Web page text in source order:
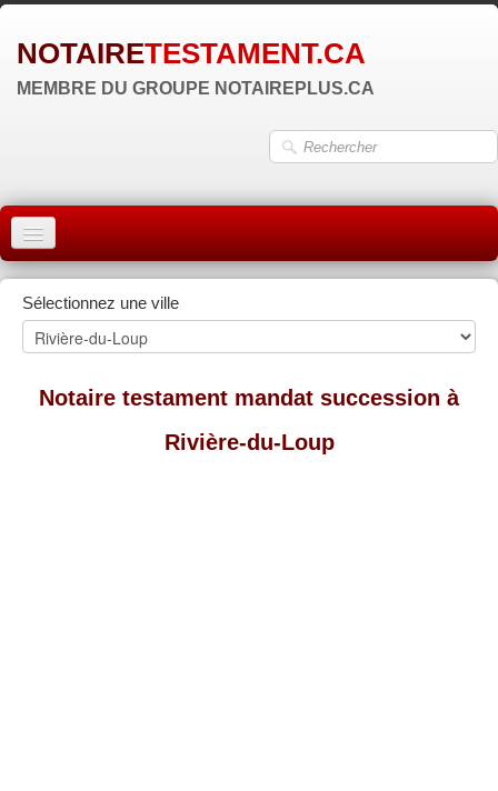
NOTAIRETESTAMENT.CA
MEMBRE DU GROUPE NOTAIREPLUS.CA
ACCUEIL
MONTRÉAL
QUÉBEC
LAVAL
Sélectionnez une ville
Notaire testament mandat succession à
Rivière-du-Loup